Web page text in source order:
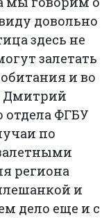
довольно
здесь не
залетать
и во
Дмитрий
отдела ФГБУ
по
региона
и
дело еще и с